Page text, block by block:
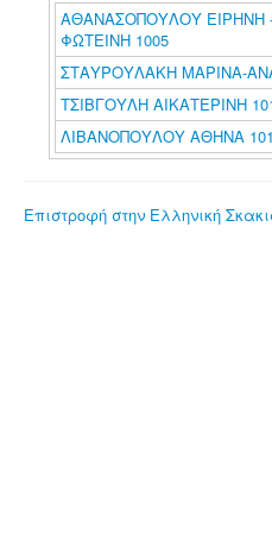
ΑΘΑΝΑΣΟΠΟΥΛΟΥ ΕΙΡΗΝΗ
ΦΩΤΕΙΝΗ 1005
ΣΤΑΥΡΟΥΛΑΚΗ ΜΑΡΙΝΑ-
ΤΣΙΒΓΟΥΛΗ ΑΙΚΑΤΕΡΙΝΗ
ΛΙΒΑΝΟΠΟΥΛΟΥ ΑΘΗΝΑ
Επιστροφή στην Ελληνική